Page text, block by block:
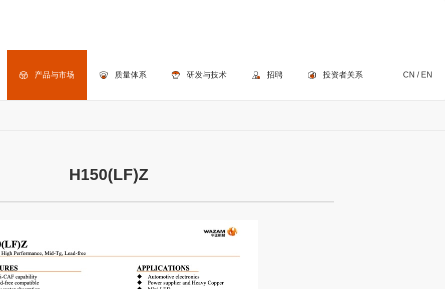
产品与市场 质量体系 研发与技术 招聘 投资者关系 CN / EN
H150(LF)Z